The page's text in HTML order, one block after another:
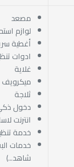
مصعد
لوازم
أغطية
ادوات
غلاية
ميكرويف
ثلاجة
دخول
انترنت
خدمة
خدمات
شاهد...)